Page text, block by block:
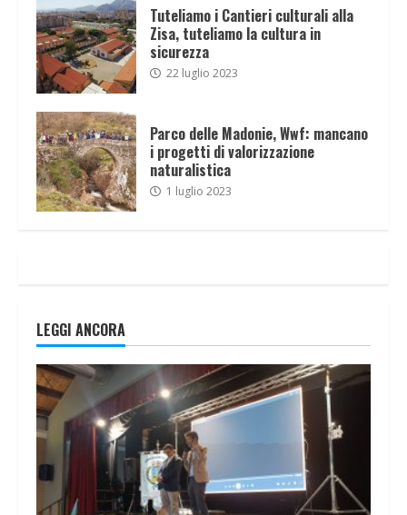
Tuteliamo i Cantieri culturali alla
Zisa, tuteliamo la cultura in
sicurezza
22 luglio 2023
Parco delle Madonie, Wwf: mancano
i progetti di valorizzazione
naturalistica
1 luglio 2023
LEGGI ANCORA